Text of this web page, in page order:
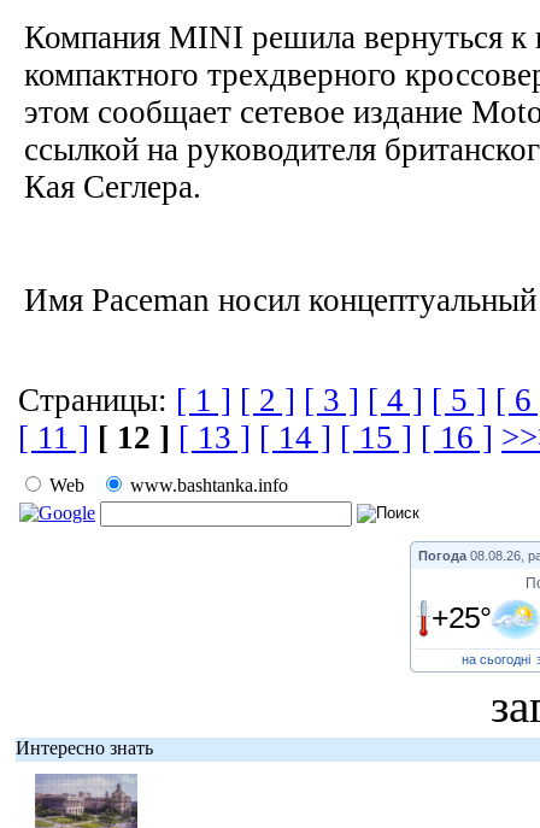
Компания MINI решила вернуться
компактного трехдверного
этом сообщает сетевое издание
ссылкой на руководителя
Кая Сеглера.
Имя Paceman носил
Страницы: [ 1 ] [ 2 ] [ 3 ] [ 4 ] [ 5 ] [ 6
[ 11 ] [ 12 ] [ 13 ] [ 14 ] [ 15 ] [ 16 ]
Web www.bashtanka.info
Погода 08.08.26,
+25°
на сьогодні
Интересно знать